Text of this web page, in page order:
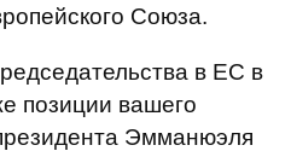
Союза.
в ЕС в
позиции вашего
Эмманюэля